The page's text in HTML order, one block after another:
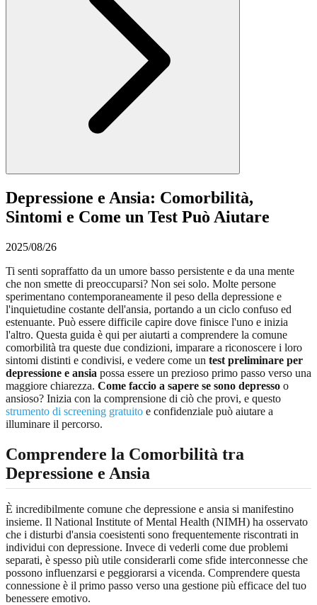
Depressione e Ansia: Comorbilità,
Sintomi e Come un Test Può Aiutare
2025/08/26
Ti senti sopraffatto da un umore basso persistente e da una mente
che non smette di preoccuparsi? Non sei solo. Molte persone
sperimentano contemporaneamente il peso della depressione e
l'inquietudine costante dell'ansia, portando a un ciclo confuso ed
estenuante. Può essere difficile capire dove finisce l'uno e inizia
l'altro. Questa guida è qui per aiutarti a comprendere la comune
comorbilità tra queste due condizioni, imparare a riconoscere i loro
sintomi distinti e condivisi, e vedere come un test preliminare per
depressione e ansia possa essere un prezioso primo passo verso una
maggiore chiarezza. Come faccio a sapere se sono depresso o
ansioso? Inizia con la comprensione di ciò che provi, e questo
strumento di screening gratuito e confidenziale può aiutare a
illuminare il percorso.
Comprendere la Comorbilità tra
Depressione e Ansia
È incredibilmente comune che depressione e ansia si manifestino
insieme. Il National Institute of Mental Health (NIMH) ha osservato
che i disturbi d'ansia coesistenti sono frequentemente riscontrati in
individui con depressione. Invece di vederli come due problemi
separati, è spesso più utile considerarli come sfide interconnesse che
possono influenzarsi e peggiorarsi a vicenda. Comprendere questa
connessione è il primo passo verso una gestione più efficace del tuo
benessere emotivo.